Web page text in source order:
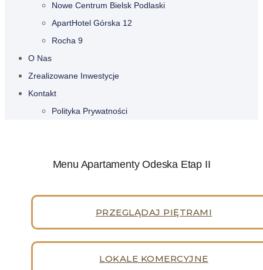
Nowe Centrum Bielsk Podlaski
ApartHotel Górska 12
Rocha 9
O Nas
Zrealizowane Inwestycje
Kontakt
Polityka Prywatności
Menu Apartamenty Odeska Etap II
PRZEGLĄDAJ PIĘTRAMI
LOKALE KOMERCYJNE